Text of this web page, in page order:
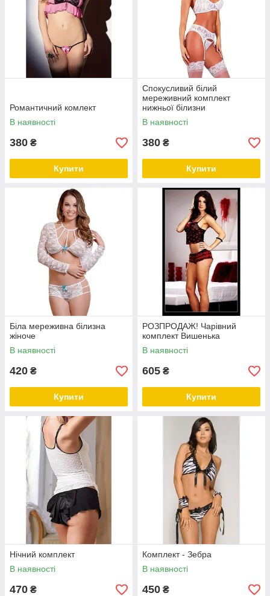
Романтичний комлект
В наявності
380 ₴
Купити
Спокусливий білий
мереживний комплект
нижньої білизни
В наявності
380 ₴
Купити
Біла мереживна білизна
жіноче
В наявності
420 ₴
Купити
РОЗПРОДАЖ! Чарівний
комплект Вишенька
В наявності
605 ₴
Купити
Нічний комплект
В наявності
470 ₴
Комплект - Зебра
В наявності
450 ₴